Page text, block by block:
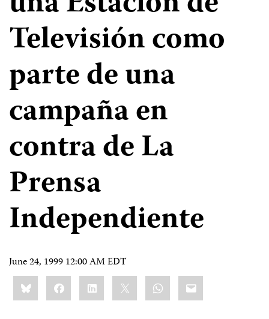
Televisión como
parte de una
campaña en
contra de La
Prensa
Independiente
June 24, 1999 12:00 AM EDT
Share
this:BlueskyFacebookLinkedIn WhatsApp
Email